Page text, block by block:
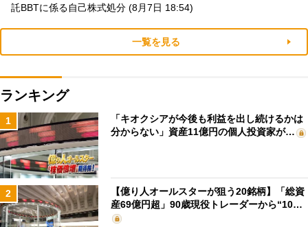
託BBTに係る自己株式処分 (8月7日 18:54)
一覧を見る
ランキング
1
「キオクシアが今後も利益を出し続けるかは
分からない」資産11億円の個人投資家が…
2
【億り人オールスターが狙う20銘柄】「総資
産69億円超」90歳現役トレーダーから“10…